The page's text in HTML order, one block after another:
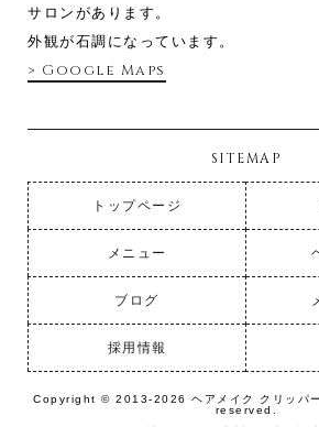
サロンがあります。
外観が石調になっています。
> Google Maps
SITEMAP
トップページ
メニュー
ブログ
採用情報
Copyright © 2013-2026 ヘアメイク クリッパ
reserved.